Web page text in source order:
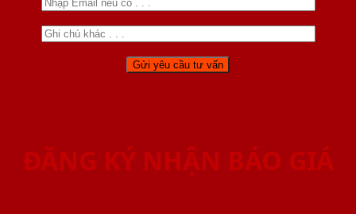
ĐĂNG KÝ NHẬN BÁO GIÁ